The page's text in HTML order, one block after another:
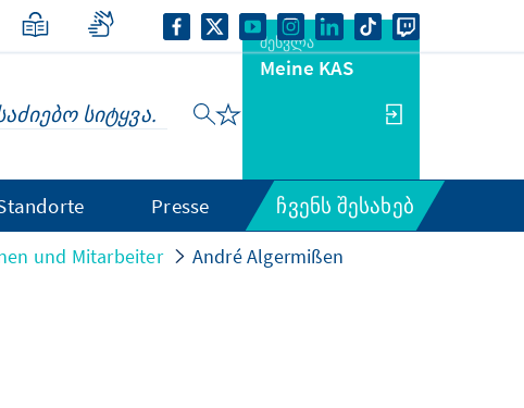
შესვლა
Meine KAS
Presse ჩვენს შესახებ
und Mitarbeiter André Algermißen